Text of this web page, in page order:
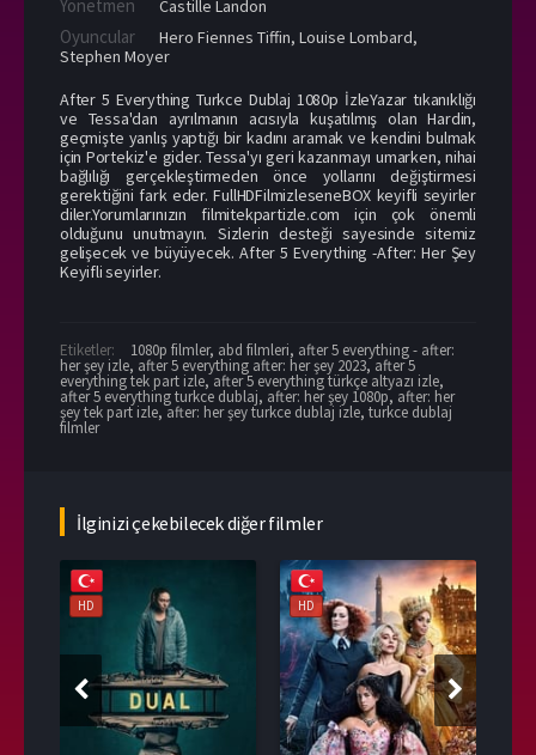
Yönetmen Castille Landon
Oyuncular Hero Fiennes Tiffin, Louise Lombard,
Stephen Moyer
After 5 Everything Turkce Dublaj 1080p İzleYazar tıkanıklığı
ve Tessa'dan ayrılmanın acısıyla kuşatılmış olan Hardin,
geçmişte yanlış yaptığı bir kadını aramak ve kendini bulmak
için Portekiz'e gider. Tessa'yı geri kazanmayı umarken, nihai
bağlılığı gerçekleştirmeden önce yollarını değiştirmesi
gerektiğini fark eder. FullHDFilmizleseneBOX keyifli seyirler
diler.Yorumlarınızın filmitekpartizle.com için çok önemli
olduğunu unutmayın. Sizlerin desteği sayesinde sitemiz
gelişecek ve büyüyecek. After 5 Everything -After: Her Şey
Keyifli seyirler.
Etiketler: 1080p filmler, abd filmleri, after 5 everything - after:
her şey izle, after 5 everything after: her şey 2023,after 5
everything tek part izle,after 5 everything türkçe altyazı izle,
after 5 everything turkce dublaj, after: her şey 1080p, after: her
şey tek part izle,after: her şey turkce dublaj izle, turkce dublaj
filmler
İlginizi çekebilecek diğer filmler
HD HD